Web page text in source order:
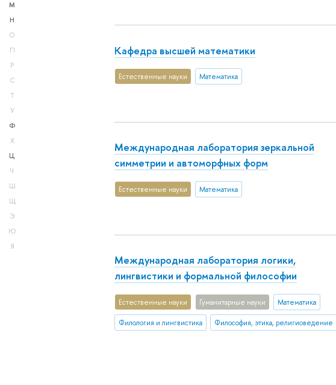
М
Н
О
П
Р
С
Т
У
Ф
Х
Ц
Ч
Ш
Щ
Э
Ю
Я
Кафедра высшей математики
Естественные науки Математика
Международная лаборатория зеркальной
симметрии и автоморфных форм
Естественные науки Математика
Международная лаборатория логики,
лингвистики и формальной философии
Естественные науки Гуманитарные науки Математика
Филология и лингвистика Философия, этика, религиоведение